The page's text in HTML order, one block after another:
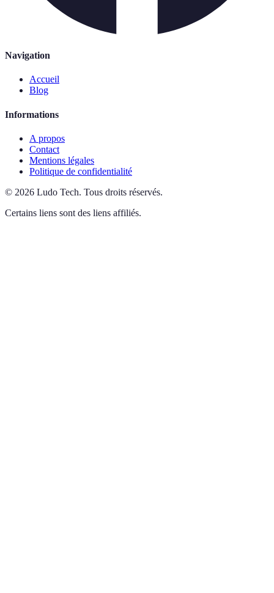
Navigation
Accueil
Blog
Informations
A propos
Contact
Mentions légales
Politique de confidentialité
© 2026 Ludo Tech. Tous droits réservés.
Certains liens sont des liens affiliés.